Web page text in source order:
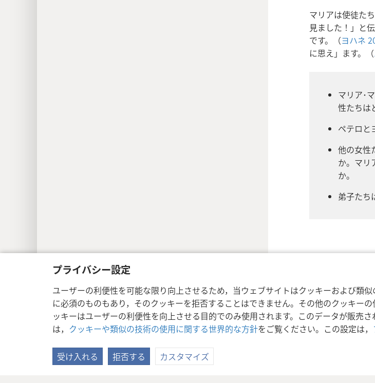
プライバシー設定
ユーザーの利便性を可能な限り向上させるため，当ウェブサイトはクッキーおよび類
に必須のものもあり，そのクッキーを拒否することはできません。その他のクッキー
ッキーはユーザーの利便性を向上させる目的でのみ使用されます。このデータが販売
は， クッキーや類似の技術の使用に関する世界的な方針をご覧ください。この設定は，
受け入れる 拒否する カスタマイズ
マリアは使徒た
見ました！」と
です。（ヨハネ
に思え」ます。（
マリア･
性たちは
ペテロと
他の女性
か。マリ
か。
弟子たち